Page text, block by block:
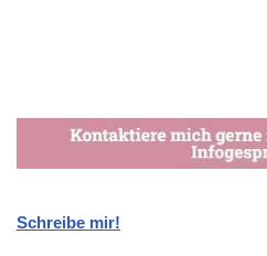
Schreibe mir!